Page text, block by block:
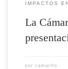
IMPACTOS
La
por camacho